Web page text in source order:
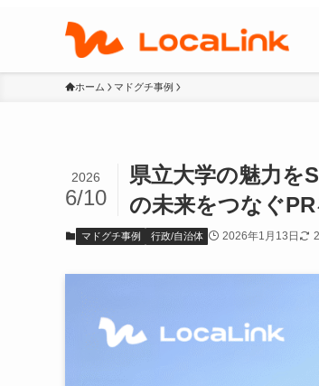
ホーム マドグチ事例
県立大学の魅力を
の未来をつなぐ
2026
6/10
マドグチ事例 行政/自治体 2026年1月13日